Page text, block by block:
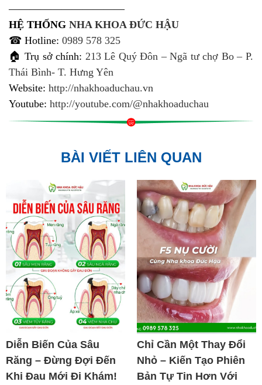
———————————
HỆ THỐNG NHA KHOA ĐỨC HẬU
☎ Hotline: 0989 578 325
🏠 Trụ sở chính: 213 Lê Quý Đôn – Ngã tư chợ Bo – P.
Thái Bình- T. Hưng Yên
Website: http://nhakhoaduchau.vn
Youtube: http://youtube.com/@nhakhoaduchau
BÀI VIẾT LIÊN QUAN
Diễn Biến Của Sâu
Răng – Đừng Đợi Đến
Khi Đau Mới Đi Khám!
Chỉ Cần Một Thay Đổi
Nhỏ – Kiến Tạo Phiên
Bản Tự Tin Hơn Với